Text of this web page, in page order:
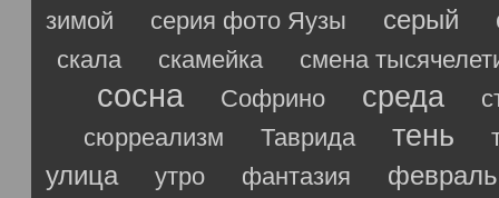
зимой серия фото Яузы серый
скала скамейка смена
сосна Софрино среда
сюрреализм
Таврида тень
улица утро фантазия февраль